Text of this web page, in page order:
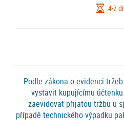
4-7
Podle zákona o evidenci
vystavit kupujícímu
zaevidovat přijatou tržbu u
případě technického výpadku